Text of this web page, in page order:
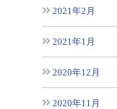
2021年2月
2021年1月
2020年12月
2020年11月